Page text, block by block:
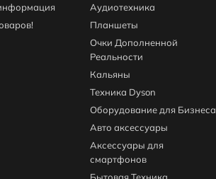
Аудиотехника
Планшеты
Очки Дополненной
Реальности
Кальяны
Техника Dyson
Оборудование для Бизнеса
Авто аксессуары
Аксессуары для
смартфонов
Бытовая Техника